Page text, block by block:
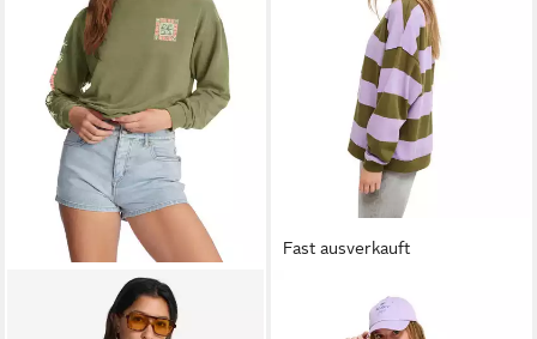
Sweatshirt EAST SIDE
MIDWEIGHT LS Langarm-
Fast ausverkauft
Sweatshirt Strictly